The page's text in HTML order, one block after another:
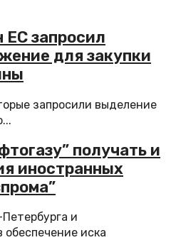
ЕС запросил
для закупки
запросили выделение
получать и
иностранных
и
иска